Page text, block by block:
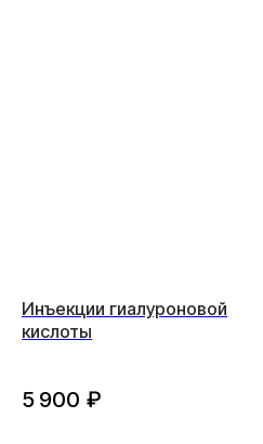
Инъекции гиалуроновой
кислоты
5 900 ₽